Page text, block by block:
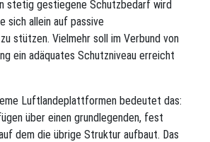
stetig gestiegene Schutzbedarf wird
sich allein auf passive
stützen. Vielmehr soll im Verbund von
ein adäquates Schutzniveau erreicht
Luftlandeplattformen bedeutet das:
über einen grundlegenden, fest
dem die übrige Struktur aufbaut. Das